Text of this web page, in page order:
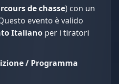
de chasse) con un
evento è valido
Italiano per i tiratori
/ Programma